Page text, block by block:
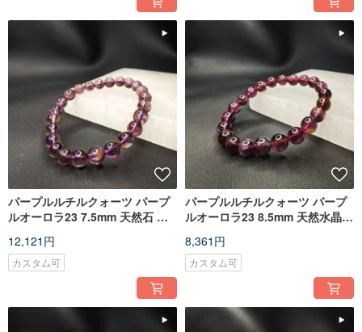
パープルルチルクォーツ パープ
ルオーロラ23 7.5mm 天然石 ブ
12,121円
カスタム可
パープルルチルクォーツ パープ
ルオーロラ23 8.5mm 天然水晶
8,361円
カスタム可